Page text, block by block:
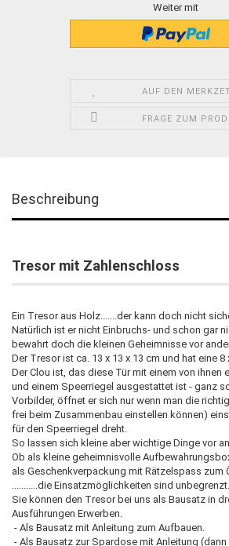
Weiter mit
AUF DEN
FRAGE ZUM
Beschreibung
Tresor mit Zahlenschloss
Ein Tresor aus Holz.......der kann doch nicht
Natürlich ist er nicht Einbruchs- und schon gar
bewahrt doch die kleinen Geheimnisse vor
Der Tresor ist ca. 13 x 13 x 13 cm und hat eine 8
Der Clou ist, das diese Tür mit einem von ihnen
und einem Speerriegel ausgestattet ist - ganz
Vorbilder, öffnet er sich nur wenn man die
frei beim Zusammenbau einstellen können)
für den Speerriegel dreht.
So lassen sich kleine aber wichtige Dinge vor
Ob als kleine geheimnisvolle
als Geschenkverpackung mit Rätzelspass zum
...........die Einsatzmöglichkeiten sind unbegrenzt.
Sie können den Tresor bei uns als Bausatz in
Ausführungen Erwerben.
- Als Bausatz mit Anleitung zum Aufbauen.
- Als Bausatz zur Spardose mit Anleitung